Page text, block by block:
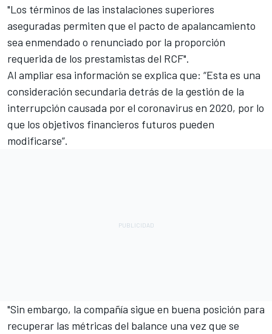
"Los términos de las instalaciones superiores
aseguradas permiten que el pacto de apalancamiento
sea enmendado o renunciado por la proporción
requerida de los prestamistas del RCF".
Al ampliar esa información se explica que: “Esta es una
consideración secundaria detrás de la gestión de la
interrupción causada por el coronavirus en 2020, por lo
que los objetivos financieros futuros pueden
modificarse”.
"Sin embargo, la compañía sigue en buena posición para
recuperar las métricas del balance una vez que se